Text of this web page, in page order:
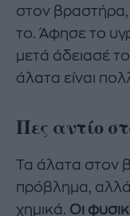
στον βραστήρα,
το. Άφησε το
μετά άδειασέ
άλατα είναι
Πες αντίο
Τα άλατα στον
πρόβλημα, αλλά
χημικά. Οι